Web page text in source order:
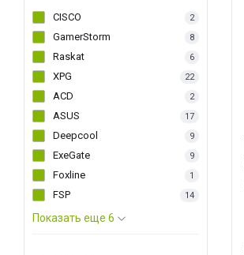
CISCO 2
GamerStorm 8
Raskat 6
XPG 22
ACD 2
ASUS 17
Deepcool 9
ExeGate 9
Foxline 1
FSP 14
Показать еще 6